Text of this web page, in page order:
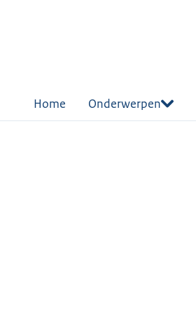
Home Onderwerpen